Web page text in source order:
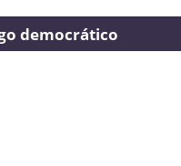
democrático